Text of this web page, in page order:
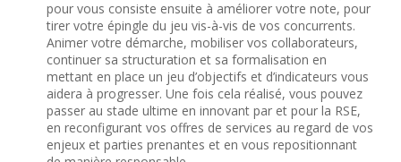
pour vous consiste ensuite à améliorer votre note, pour
tirer votre épingle du jeu vis-à-vis de vos concurrents.
Animer votre démarche, mobiliser vos collaborateurs,
continuer sa structuration et sa formalisation en
mettant en place un jeu d’objectifs et d’indicateurs vous
aidera à progresser. Une fois cela réalisé, vous pouvez
passer au stade ultime en innovant par et pour la RSE,
en reconfigurant vos offres de services au regard de vos
enjeux et parties prenantes et en vous repositionnant